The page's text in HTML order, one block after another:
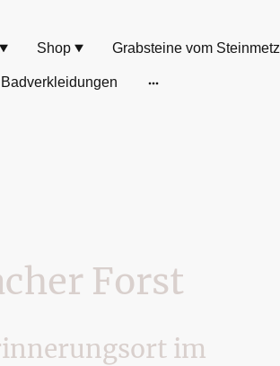
Shop Grabsteine vom Steinmetz
Badverkleidungen
Forst
im